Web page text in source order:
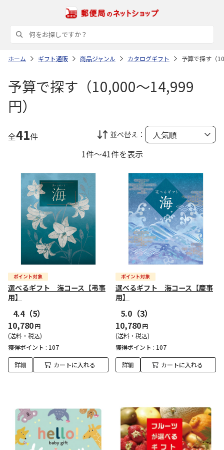
ホーム ギフト通販 商品ジャンル カタログギフト 予算で探す（
予算で探す（10,000～14,999
円）
全41件 並べ替え：
1件～41件を表示
選べるギフト 海コース【弔事
用】
4.4（5）
10,780円
(送料・税込)
獲得ポイント : 107
詳細 カートに入れる
選べるギフト 海コース【慶事
用】
5.0 （3）
10,780円
(送料・税込)
獲得ポイント : 107
詳細 カートに入れる